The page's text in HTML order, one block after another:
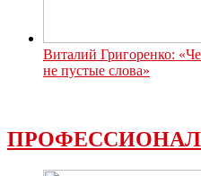
Виталий Григоренко:
не пустые слова»